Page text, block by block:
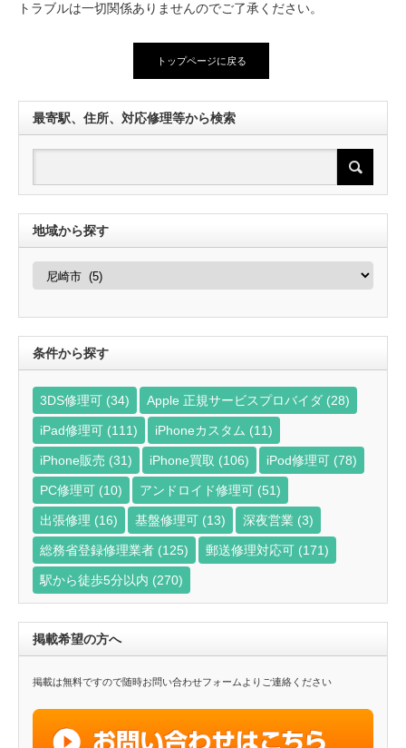
トラブルは一切関係ありませんのでご了承ください。
トップページに戻る
最寄駅、住所、対応修理等から検索
地域から探す
す
条件から探す
3DS修理可 (34) Apple 正規サービスプロバイダ (28)
iPad修理可 (111) iPhoneカスタム (11)
iPhone販売 (31) iPhone買取 (106) iPod修理可 (78)
PC修理可 (10) アンドロイド修理可 (51)
出張修理 (16) 基盤修理可 (13) 深夜営業 (3)
総務省登録修理業者 (125) 郵送修理対応可 (171)
駅から徒歩5分以内 (270)
掲載希望の方へ
掲載は無料ですので随時お問い合わせフォームよりご連絡ください